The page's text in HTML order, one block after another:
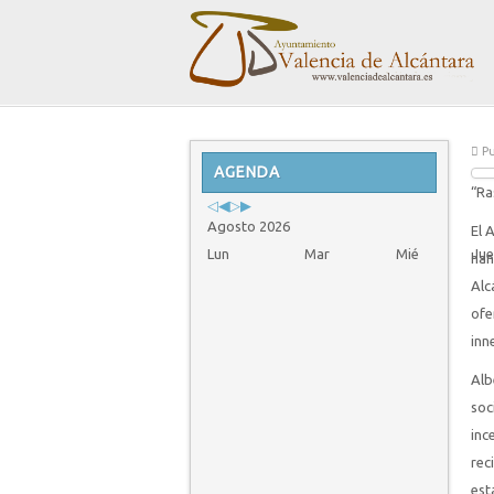
AGENDA
Previous
Year
Previous
Month
Next
Year
Next
Month
Agosto 2026
Lun
Mar Mié Jue
El